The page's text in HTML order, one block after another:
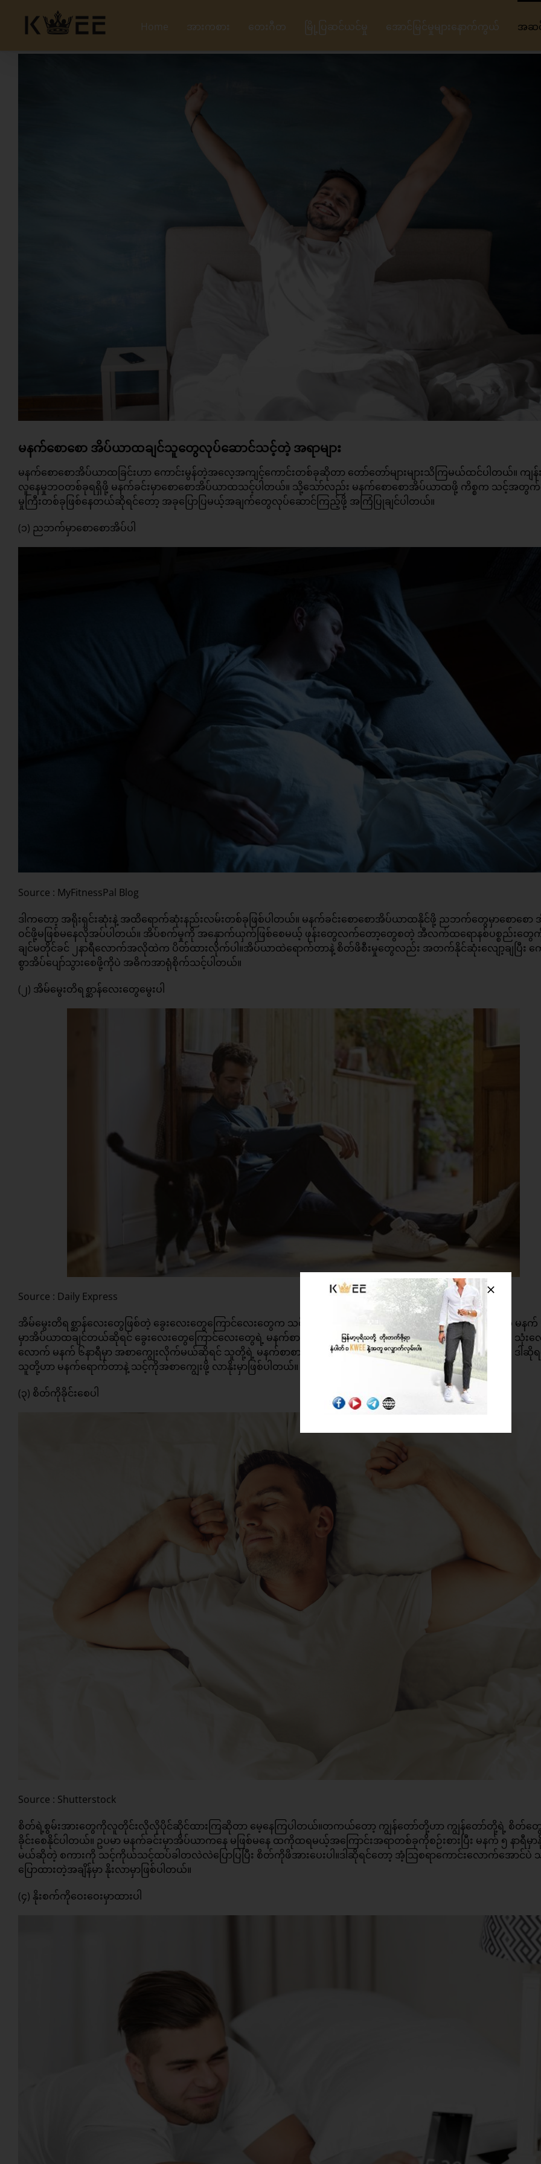
content
Home အားကစား တေးဂီတ မြို့ပြဆင်ယင်မှု အောင်မြင်မှုများနောက်ကွယ် အဆ
မနက်စောစော အိပ်ယာထချင်သူတွေလုပ်ဆောင်သင့်တဲ့ အရာများ
မနက်စောစောအိပ်ယာထခြင်းဟာ ကောင်းမွန်တဲ့အလေ့အကျင့်ကောင်းတစ်ခုဆိုတာ တော်တော်များများသိကြမယ်ထင်ပါတယ်။ ကျန်
လူနေမှုဘဝတစ်ခုရရှိဖို့ မနက်ခင်းမှာစောစောအိပ်ယာထသင့်ပါတယ်။ သို့သော်လည်း မနက်စောစောအိပ်ယာထဖို့ ကိစ္စက သင့်အတွက်
မှုကြီးတစ်ခုဖြစ်နေတယ်ဆိုရင်တော့ အခုပြောပြမယ့်အချက်တွေလုပ်ဆောင်ကြည့်ဖို့ အကြံပြုချင်ပါတယ်။
(၁) ညဘက်မှာစောစောအိပ်ပါ
Source : MyFitnessPal Blog
ဒါကတော့ အရိုးရှင်းဆုံးနဲ့ အထိရောက်ဆုံးနည်းလမ်းတစ်ခုဖြစ်ပါတယ်။ မနက်ခင်းစောစောအိပ်ယာထနိုင်ဖို့ ညဘက်တွေမှာစောစော
ဝင်ဖို့မဖြစ်မနေလိုအပ်ပါတယ်။ အိပ်စက်မှုကို အနှောက်ယှက်ဖြစ်စေမယ့် ဖုန်းတွေလက်တော့တွေစတဲ့ အီလက်ထရောနစ်ပစ္စည်းတွေ
ချင်မတိုင်ခင် ၂နာရီလောက်အလိုထဲက ပိတ်ထားလိုက်ပါ။အိပ်ယာထဲရောက်တာနဲ့ စိတ်ဖိစီးမှုတွေလည်း အတက်နိုင်ဆုံးလျော့ချပြီး ကေ
စွာအိပ်ပျော်သွားစေဖို့ကိုပဲ အဓိကအာရုံစိုက်သင့်ပါတယ်။
(၂) အိမ်မွေးတိရစ္ဆာန်လေးတွေမွေးပါ
Source : Daily Express
အိမ်မွေးတိရစ္ဆာန်လေးတွေဖြစ်တဲ့ ခွေးလေးတွေကြောင်လေးတွေက သင့်အတွက် နိုးစက်တစ်ခုဆိုလည်း မမှားပါဘူး။ ကိုယ်က မနက်
မှာအိပ်ယာထချင်တယ်ဆိုရင် ခွေးလေးတွေကြောင်လေးတွေရဲ့ မနက်စာစားချိန်ကို ၆ နာရီအတိမှာ သတ်မှတ်ထားပေးလိုက်ပါ။ သုံး
လောက် မနက် ၆နာရီမှာ အစာကျွေးလိုက်မယ်ဆိုရင် သူတို့ရဲ့ မနက်စာစားချိန်ဟာ ၆ နာရီဆိုတာကို အလိုလိုသိသွားပါလိမ့်မယ်။ ဒါဆို
သူတို့ဟာ မနက်ရောက်တာနဲ့ သင့်ကိုအစာကျွေးဖို့ လာနိုးမှာဖြစ်ပါတယ်။
(၃) စိတ်ကိုခိုင်းစေပါ
Source : Shutterstock
စိတ်ရဲ့စွမ်းအားတွေကိုလူတိုင်းလိုလိုပိုင်ဆိုင်ထားကြဆိုတာ မေ့နေကြပါတယ်။တကယ်တော့ ကျွန်တော်တို့ဟာ ကျွန်တော်တို့ရဲ့ စိတ်တွ
ခိုင်းစေနိုင်ပါတယ်။ ဥပမာ မနက်ခင်းမှာအိပ်ယာကနေ မဖြစ်မနေ ထကိုထရမယ့်အကြောင်းအရာတစ်ခုကိုစဉ်းစားပြီး မနက် ၅ နာရီမှာ
မယ်ဆိုတဲ့ စကားကို သင့်ကိုယ်သင့်ထပ်ခါတလဲလဲပြောပြပြီး စိတ်ကိုဖိအားပေးပါ။ဒါဆိုရင်တော့ အံ့သြစရာကောင်းလောက်အောင်ပဲ
ပြောထားတဲ့အချိန်မှာ နိုးလာမှာဖြစ်ပါတယ်။
(၄) နိုးစက်ကိုဝေးဝေးမှာထားပါ